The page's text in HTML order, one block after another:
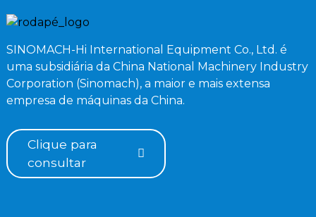
SINOMACH-Hi International Equipment Co., Ltd. é
uma subsidiária da China National Machinery Industry
Corporation (Sinomach), a maior e mais extensa
empresa de máquinas da China.
Clique para
consultar